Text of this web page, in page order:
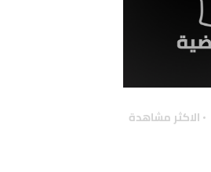
الاكثر مشاهدة